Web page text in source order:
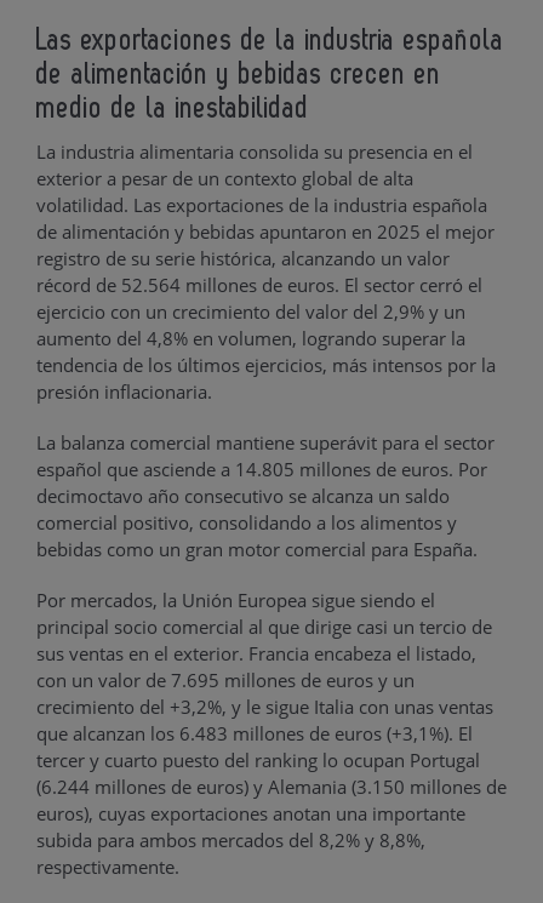
Las exportaciones de la industria española
de alimentación y bebidas crecen en
medio de la inestabilidad
La industria alimentaria consolida su presencia en el
exterior a pesar de un contexto global de alta
volatilidad. Las exportaciones de la industria española
de alimentación y bebidas apuntaron en 2025 el mejor
registro de su serie histórica, alcanzando un valor
récord de 52.564 millones de euros. El sector cerró el
ejercicio con un crecimiento del valor del 2,9% y un
aumento del 4,8% en volumen, logrando superar la
tendencia de los últimos ejercicios, más intensos por la
presión inflacionaria.
La balanza comercial mantiene superávit para el sector
español que asciende a 14.805 millones de euros. Por
decimoctavo año consecutivo se alcanza un saldo
comercial positivo, consolidando a los alimentos y
bebidas como un gran motor comercial para España.
Por mercados, la Unión Europea sigue siendo el
principal socio comercial al que dirige casi un tercio de
sus ventas en el exterior. Francia encabeza el listado,
con un valor de 7.695 millones de euros y un
crecimiento del +3,2%, y le sigue Italia con unas ventas
que alcanzan los 6.483 millones de euros (+3,1%). El
tercer y cuarto puesto del ranking lo ocupan Portugal
(6.244 millones de euros) y Alemania (3.150 millones de
euros), cuyas exportaciones anotan una importante
subida para ambos mercados del 8,2% y 8,8%,
respectivamente.